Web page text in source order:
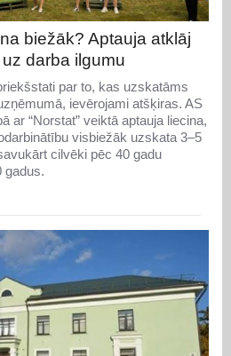
biežāk? Aptauja atklāj
darba ilgumu
par to, kas uzskatāms
ievērojami atšķiras. AS
ar “Norstat” veiktā aptauja liecina,
visbiežāk uzskata 3–5
cilvēki pēc 40 gadu
gadus.